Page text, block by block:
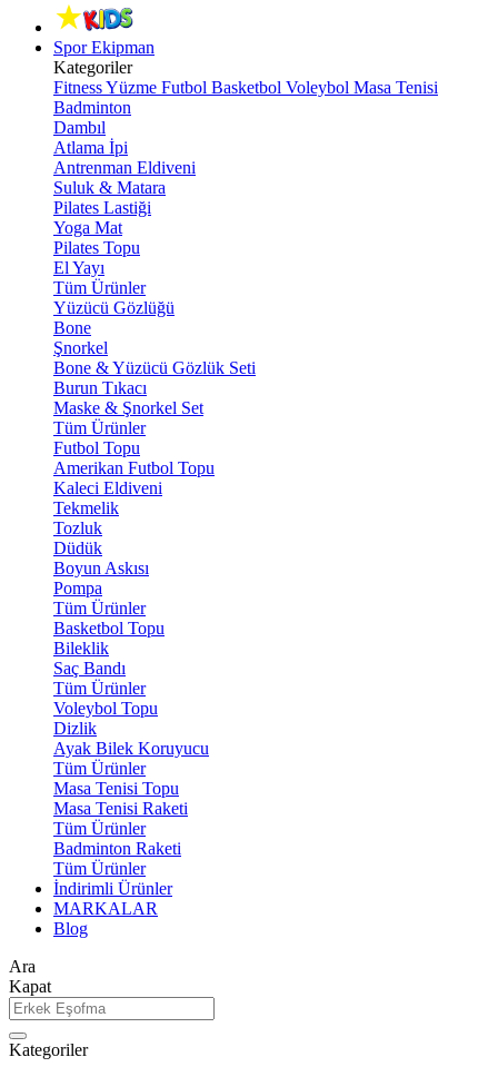
Spor Ekipman
Kategoriler
FitnessYüzme Futbol Basketbol Voleybol Masa Tenisi
Badminton
Dambıl
Atlama İpi
Antrenman Eldiveni
Suluk & Matara
Pilates Lastiği
Yoga Mat
Pilates Topu
El Yayı
Tüm Ürünler
Yüzücü Gözlüğü
Bone
Şnorkel
Bone & Yüzücü Gözlük Seti
Burun Tıkacı
Maske & Şnorkel Set
Tüm Ürünler
Futbol Topu
Amerikan Futbol Topu
Kaleci Eldiveni
Tekmelik
Tozluk
Düdük
Boyun Askısı
Pompa
Tüm Ürünler
Basketbol Topu
Bileklik
Saç Bandı
Tüm Ürünler
Voleybol Topu
Dizlik
Ayak Bilek Koruyucu
Tüm Ürünler
Masa Tenisi Topu
Masa Tenisi Raketi
Tüm Ürünler
Badminton Raketi
Tüm Ürünler
İndirimli Ürünler
MARKALAR
Blog
Ara
Kapat
Kategoriler